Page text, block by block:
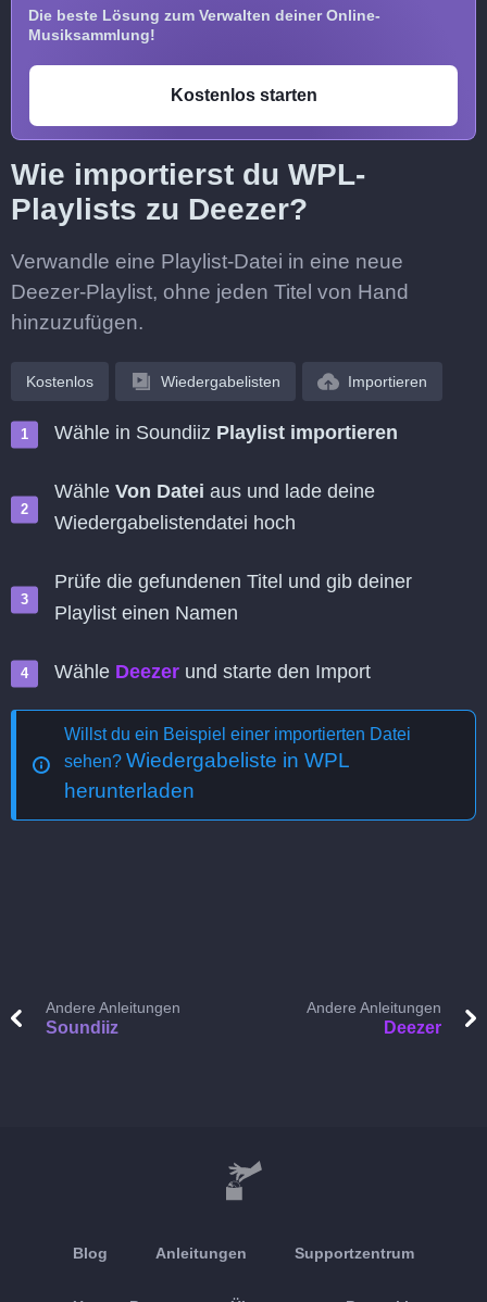
Die beste Lösung zum Verwalten deiner Online-
Musiksammlung!
Kostenlos starten
Wie importierst du WPL-
Playlists zu Deezer?
Verwandle eine Playlist-Datei in eine neue
Deezer-Playlist, ohne jeden Titel von Hand
hinzuzufügen.
Kostenlos Wiedergabelisten Importieren
Wähle in Soundiiz Playlist importieren
Wähle Von Datei aus und lade deine
Wiedergabelistendatei hoch
Prüfe die gefundenen Titel und gib deiner
Playlist einen Namen
Wähle Deezer und starte den Import
Willst du ein Beispiel einer importierten Datei
sehen? Wiedergabeliste in WPL
herunterladen
Andere Anleitungen
Soundiiz
Andere Anleitungen
Deezer
Blog Anleitungen Supportzentrum